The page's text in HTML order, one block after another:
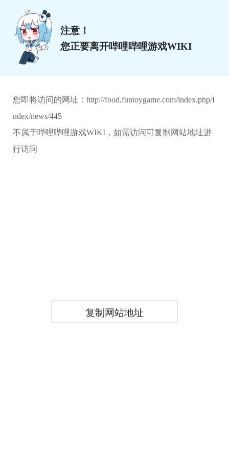
注意！
您正要离开哔哩哔哩游戏WIKI
您即将访问的网址： http://food.funtoygame.com/index.php/I
ndex/news/445
不属于哔哩哔哩游戏WIKI，如需访问可复制网站地址进
行访问
复制网站地址